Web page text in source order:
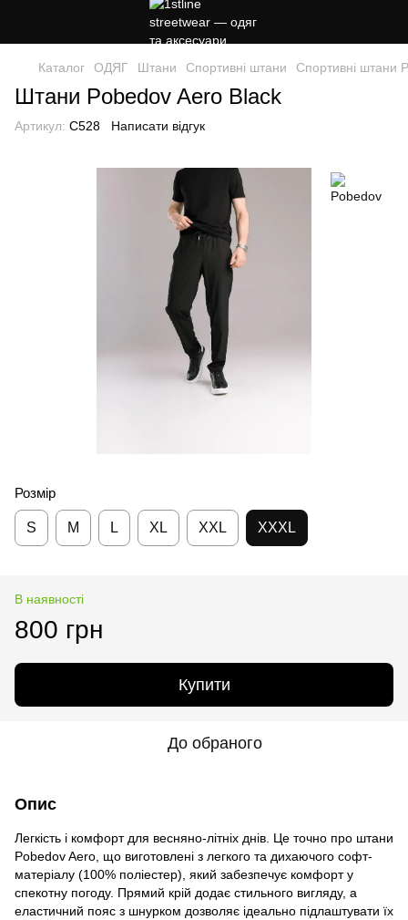
Каталог ОДЯГ Штани Спортивні штани Спортивні штани
Штани Pobedov Aero Black
Артикул: C528 Написати відгук
Розмір
S M L XL XXL XXXL
В наявності
800 грн
Купити
До обраного
Опис
Легкість і комфорт для весняно-літніх днів. Це точно про штани
Pobedov Aero, що виготовлені з легкого та дихаючого софт-
матеріалу (100% поліестер), який забезпечує комфорт у
спекотну погоду. Прямий крій додає стильного вигляду, а
еластичний пояс з шнурком дозволяє ідеально підлаштувати їх